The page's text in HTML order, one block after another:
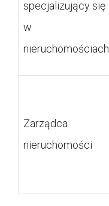
specjalizujący się
w
nieruchomościach
Zarządca
nieruchomości